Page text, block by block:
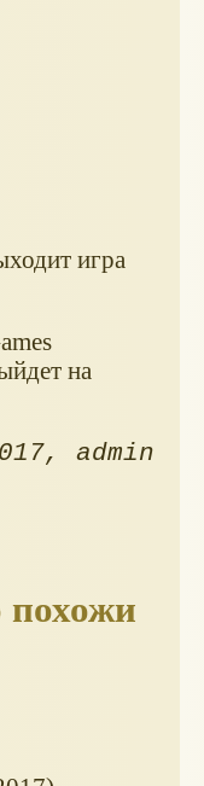
игра
на
admin